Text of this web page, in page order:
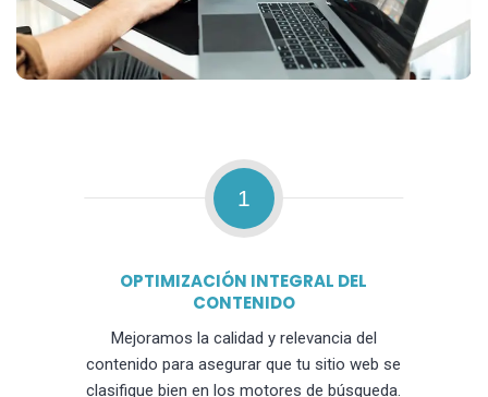
1
OPTIMIZACIÓN INTEGRAL DEL
CONTENIDO
Mejoramos la calidad y relevancia del
contenido para asegurar que tu sitio web se
clasifique bien en los motores de búsqueda.